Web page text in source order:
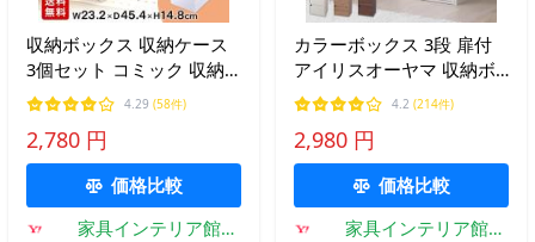
収納ボックス 収納ケース
3個セット コミック 収納
ケース コミック本 コミッ
ク収納 フタ付き プラスチ
ック 本 マンガ ストッカー
アイリスオーヤマ CMS-23
4.29 (58件)
2,780 円
価格比較
家具インテリア館
カラーボックス 3段 扉付
アイリスオーヤマ 収納ボ
ックス 幅36.6 奥行29 収納
棚 本 リビング 隠す収納
三段 モジュールボックス
扉付 MDB-3D *
4.2 (214件)
2,980 円
価格比較
家具インテリア館